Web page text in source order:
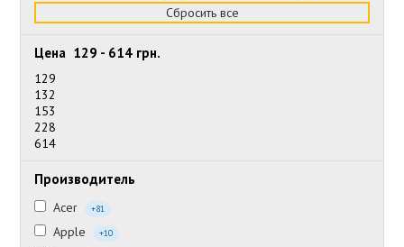
Сбросить все
Цена 129 - 614 грн.
129
132
153
228
614
Производитель
Acer +81
Apple +10